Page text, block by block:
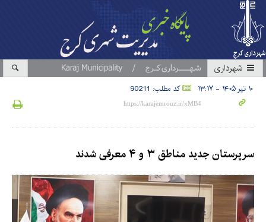
شهرداری
۱۰ تیر ۱۴۰۵ - ۱۳:۱۷ کد مطلب: 90211
سرپرستان جدید مناطق ۳ و ۴ معرفی شدند